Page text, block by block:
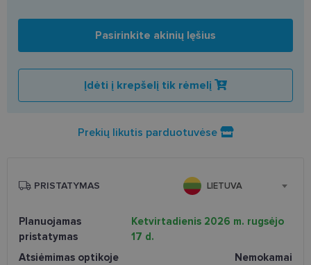
Pasirinkite akinių lęšius
Įdėti į krepšelį tik rėmelį
Prekių likutis parduotuvėse
PRISTATYMAS LIETUVA
Planuojamas
pristatymas
Ketvirtadienis 2026 m. rugsėjo
17 d.
Atsiėmimas optikoje
Nemokamai